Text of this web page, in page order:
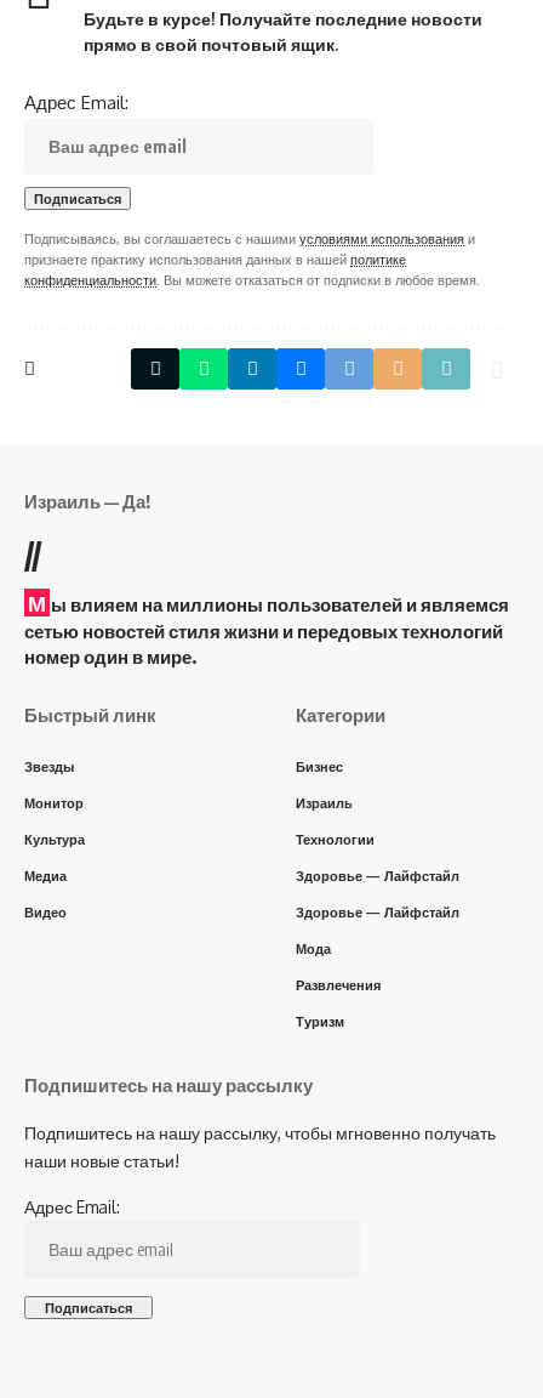
Будьте в курсе! Получайте последние новости
прямо в свой почтовый ящик.
Адрес Email:
Подписываясь, вы соглашаетесь с нашими условиями использования и
признаете практику использования данных в нашей политике
конфиденциальности . Вы можете отказаться от подписки в любое время.
Израиль — Да!
//
М ы влияем на миллионы пользователей и являемся
сетью новостей стиля жизни и передовых технологий
номер один в мире.
Быстрый линк
Звезды
Монитор
Культура
Медиа
Видео
Категории
Бизнес
Израиль
Технологии
Здоровье — Лайфстайл
Здоровье — Лайфстайл
Мода
Развлечения
Туризм
Подпишитесь на нашу рассылку
Подпишитесь на нашу рассылку, чтобы мгновенно получать
наши новые статьи!
Адрес Email: